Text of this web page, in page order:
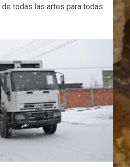
todas las artes para todas